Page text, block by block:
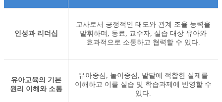
인성과 리더십
교사로서 긍정적인 태도와 관계 조율 능력을
발휘하며, 동료, 교수자, 실습 대상 유아와
효과적으로 소통하고 협력할 수 있다.
유아교육의 기본
원리 이해와 소통
유아중심, 놀이중심, 발달에 적합한 실제를
이해하고 이를 실습 및 학습과제에 반영할 수
있다.